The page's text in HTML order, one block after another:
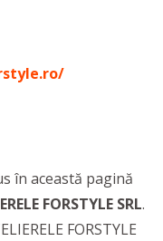
în această pagină
FORSTYLE SRL.
FORSTYLE